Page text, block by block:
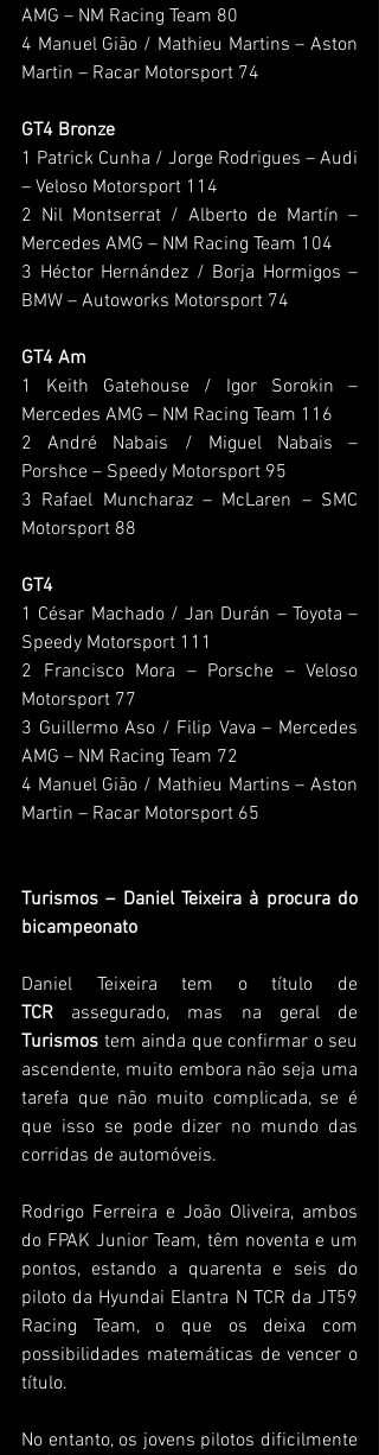
AMG – NM Racing Team 80
4 Manuel Gião / Mathieu Martins – Aston
Martin – Racar Motorsport 74
GT4 Bronze
1 Patrick Cunha / Jorge Rodrigues – Audi
– Veloso Motorsport 114
2 Nil Montserrat / Alberto de Martín –
Mercedes AMG – NM Racing Team 104
3 Héctor Hernández / Borja Hormigos –
BMW – Autoworks Motorsport 74
GT4 Am
1 Keith Gatehouse / Igor Sorokin –
Mercedes AMG – NM Racing Team 116
2 André Nabais / Miguel Nabais –
Porshce – Speedy Motorsport 95
3 Rafael Muncharaz – McLaren – SMC
Motorsport 88
GT4
1 César Machado / Jan Durán – Toyota –
Speedy Motorsport 111
2 Francisco Mora – Porsche – Veloso
Motorsport 77
3 Guillermo Aso / Filip Vava – Mercedes
AMG – NM Racing Team 72
4 Manuel Gião / Mathieu Martins – Aston
Martin – Racar Motorsport 65
Turismos – Daniel Teixeira à procura do
bicampeonato
TCR
Turismos tem ainda que confirmar o seu
ascendente, muito embora não seja uma
tarefa que não muito complicada, se é
que isso se pode dizer no mundo das
corridas de automóveis.
Rodrigo Ferreira e João Oliveira, ambos
do FPAK Junior Team, têm noventa e um
pontos, estando a quarenta e seis do
piloto da Hyundai Elantra N TCR da JT59
Racing Team, o que os deixa com
possibilidades matemáticas de vencer o
título.
No entanto, os jovens pilotos dificilmente